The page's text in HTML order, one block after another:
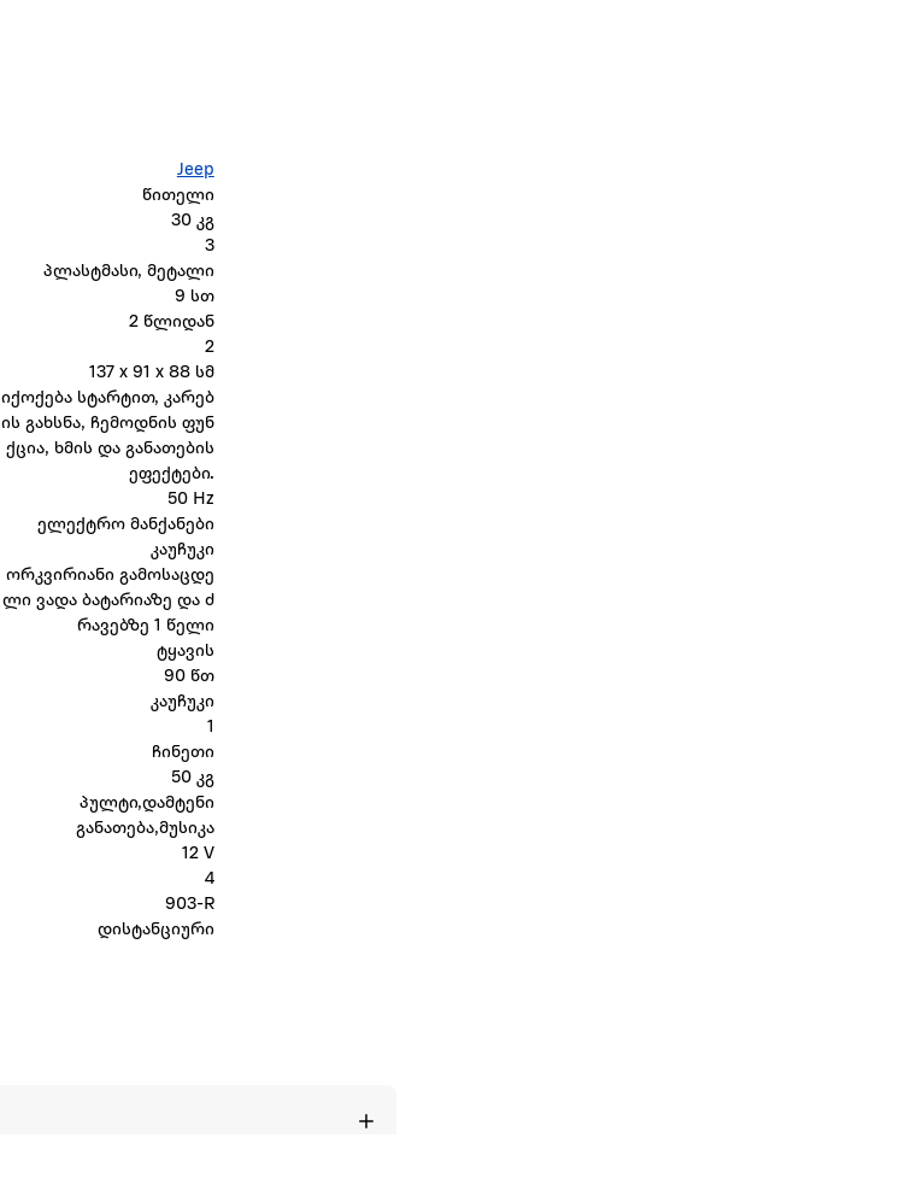
Jeep
წითელი
30 კგ
3
პლასტმასი, მეტალი
9 სთ
2 წლიდან
2
137 x 91 x 88 სმ
იქოქება სტარტით, კარებ
ის გახსნა, ჩემოდნის ფუნ
ქცია, ხმის და განათების
ეფექტები.
50 Hz
ელექტრო მანქანები
კაუჩუკი
ორკვირიანი გამოსაცდე
ლი ვადა ბატარიაზე და ძ
რავებზე 1 წელი
ტყავის
90 წთ
კაუჩუკი
1
ჩინეთი
50 კგ
პულტი,დამტენი
განათება,მუსიკა
12 V
4
903-R
დისტანციური